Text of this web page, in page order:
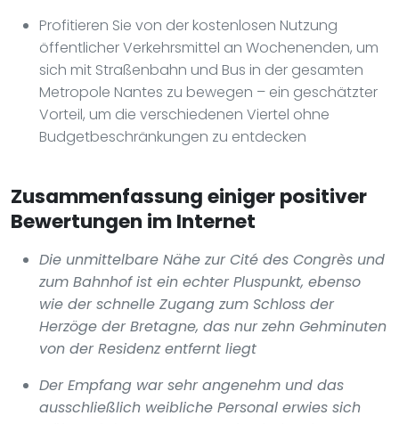
Profitieren Sie von der kostenlosen Nutzung
öffentlicher Verkehrsmittel an Wochenenden, um
sich mit Straßenbahn und Bus in der gesamten
Metropole Nantes zu bewegen – ein geschätzter
Vorteil, um die verschiedenen Viertel ohne
Budgetbeschränkungen zu entdecken
Zusammenfassung einiger positiver
Bewertungen im Internet
Die unmittelbare Nähe zur Cité des Congrès und
zum Bahnhof ist ein echter Pluspunkt, ebenso
wie der schnelle Zugang zum Schloss der
Herzöge der Bretagne, das nur zehn Gehminuten
von der Residenz entfernt liegt
Der Empfang war sehr angenehm und das
ausschließlich weibliche Personal erwies sich